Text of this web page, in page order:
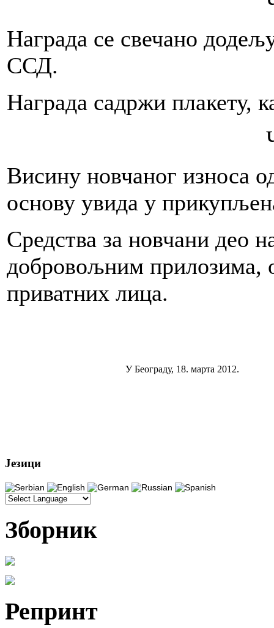
Награда се свечано
ССД.
Награда садржи плакету,
Висину новчаног износа
основу увида у
Средства за новчани део
добровољним прилозима,
приватних лица.
У Београду, 18. марта 2012.
Језици
Зборник
Репринт